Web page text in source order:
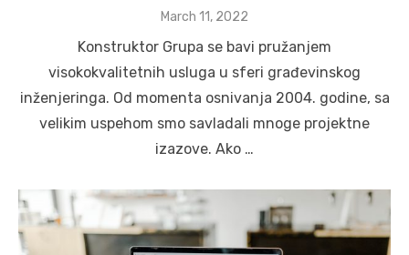
Posted
March 11, 2022
Konstruktor Grupa se bavi pružanjem
visokokvalitetnih usluga u sferi građevinskog
inženjeringa. Od momenta osnivanja 2004. godine, sa
velikim uspehom smo savladali mnoge projektne
izazove. Ako …